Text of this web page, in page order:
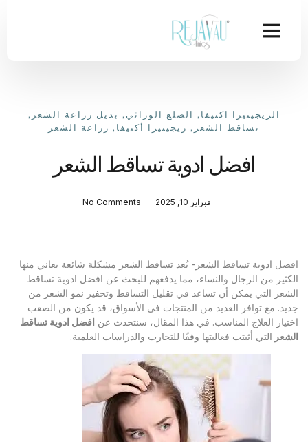
الريجينيرا اكتيفا , الصلع الوراثي , بديل زراعة الشعر ,
تساقط الشعر , ريجينيرا أكتيفا , زراعة الشعر
افضل ادوية تساقط الشعر
فبراير 10, 2025 No Comments
افضل ادوية تساقط الشعر- يُعد تساقط الشعر مشكلة شائعة يعاني منها
الكثير من الرجال والنساء، مما يدفعهم للبحث عن افضل ادوية تساقط
الشعر التي يمكن أن تساعد في تقليل التساقط وتحفيز نمو الشعر من
جديد. مع توافر العديد من المنتجات في الأسواق، قد يكون من الصعب
اختيار العلاج المناسب. في هذا المقال، سنتحدث عن افضل ادوية تساقط
الشعر التي أثبتت فعاليتها وفقًا للتجارب والدراسات العلمية.